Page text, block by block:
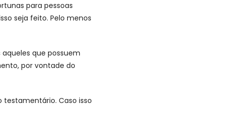
para pessoas
seja feito. Pelo menos
que possuem
por vontade do
testamentário. Caso isso